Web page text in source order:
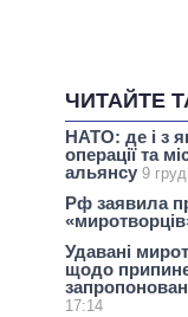
ЧИТАЙТЕ
НАТО: де і з
операції та
альянсу 9
Рф заявила
Удавані
щодо
17:14